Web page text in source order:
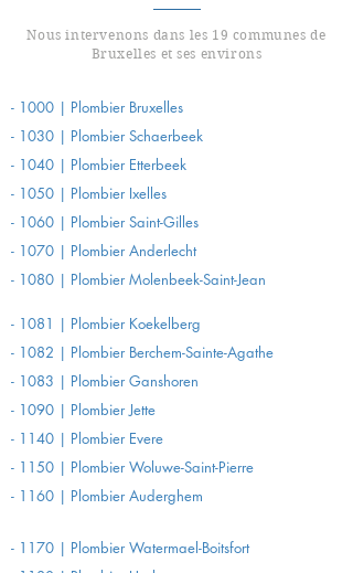
Nous intervenons dans les 19 communes de
Bruxelles et ses environs
- 1000 | Plombier Bruxelles
- 1030 | Plombier Schaerbeek
- 1040 | Plombier Etterbeek
- 1050 | Plombier Ixelles
- 1060 | Plombier Saint-Gilles
- 1070 | Plombier Anderlecht
- 1080 | Plombier Molenbeek-Saint-Jean
- 1081 | Plombier Koekelberg
- 1082 | Plombier Berchem-Sainte-Agathe
- 1083 | Plombier Ganshoren
- 1090 | Plombier Jette
- 1140 | Plombier Evere
- 1150 | Plombier Woluwe-Saint-Pierre
- 1160 | Plombier Auderghem
- 1170 | Plombier Watermael-Boitsfort